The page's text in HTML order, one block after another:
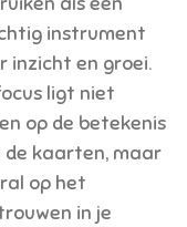
instrument
inzicht en groei.
ligt niet
op de betekenis
de kaarten, maar
op het
in je